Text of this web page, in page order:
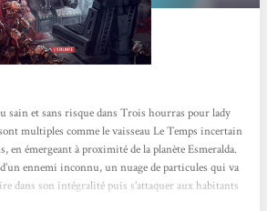
sain et sans risque dans Trois hourras pour lady
multiples comme le vaisseau Le Temps incertain
en émergeant à proximité de la planète Esmeralda.
ennemi inconnu, un nuage de particules qui va
dans son intégralité puis s’attaquer aux habitants